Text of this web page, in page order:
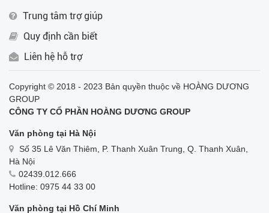
Trung tâm trợ giúp
Quy định cần biết
Liên hệ hỗ trợ
Copyright © 2018 - 2023 Bản quyền thuộc về HOÀNG DƯƠNG
GROUP
CÔNG TY CỔ PHẦN HOÀNG DƯƠNG GROUP
Văn phòng tại Hà Nội
Số 35 Lê Văn Thiêm, P. Thanh Xuân Trung, Q. Thanh Xuân,
Hà Nội
02439.012.666
Hotline: 0975 44 33 00
Văn phòng tại Hồ Chí Minh